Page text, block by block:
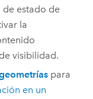
estado de
la
visibilidad.
para
en un